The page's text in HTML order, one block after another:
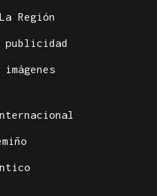
Región
publicidad